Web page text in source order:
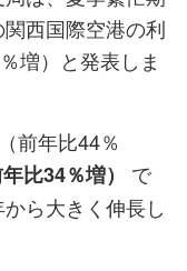
西国際空港の利
増）と発表しま
前年比44％
比34％増）
で
ら大きく伸長し